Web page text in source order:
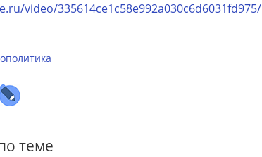
video/335614ce1c58e992a030c6d6031fd975/
теме